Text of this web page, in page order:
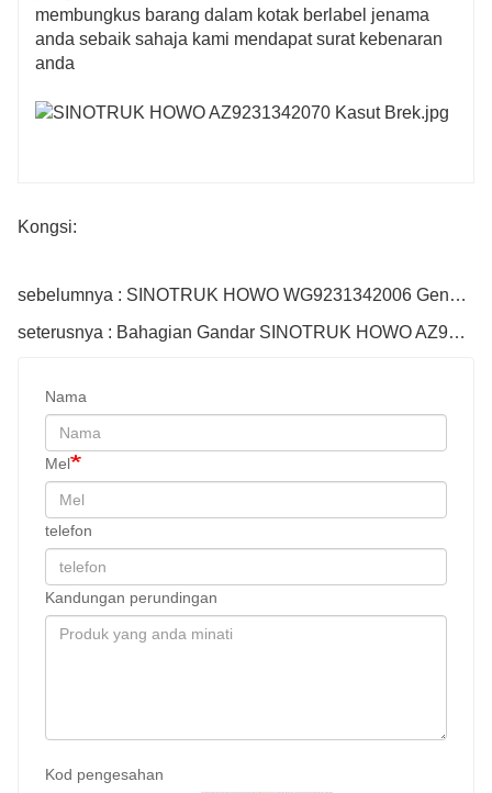
membungkus barang dalam kotak berlabel jenama
anda sebaik sahaja kami mendapat surat kebenaran
anda
Kongsi:
sebelumnya : SINOTRUK HOWO WG9231342006 Gendang Brek
seterusnya : Bahagian Gandar SINOTRUK HOWO AZ9231320159 Belukar
Nama
Mel
telefon
Kandungan perundingan
Kod pengesahan